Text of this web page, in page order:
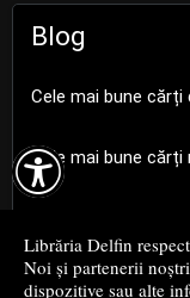

Librăria Delfin
Noi și partenerii
dispozitive sau alte
Blog
Cele mai bune cărți
Cele mai bune
Cele mai bune cărți